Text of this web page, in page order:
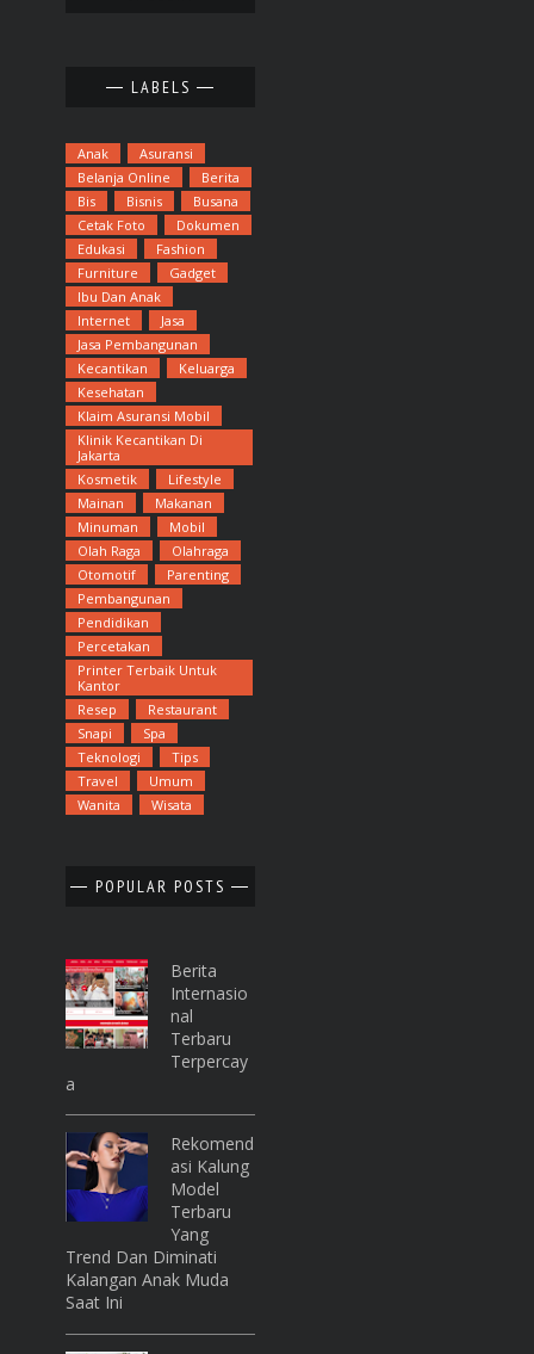
LABELS
Anak
Asuransi
Belanja Online
Berita
Bis
Bisnis
Busana
Cetak Foto
Dokumen
Edukasi
Fashion
Furniture
Gadget
Ibu Dan Anak
Internet
Jasa
Jasa Pembangunan
Kecantikan
Keluarga
Kesehatan
Klaim Asuransi Mobil
Klinik Kecantikan Di
Jakarta
Kosmetik
Lifestyle
Mainan
Makanan
Minuman
Mobil
Olah Raga
Olahraga
Otomotif
Parenting
Pembangunan
Pendidikan
Percetakan
Printer Terbaik Untuk
Kantor
Resep
Restaurant
Snapi
Spa
Teknologi
Tips
Travel
Umum
Wanita
Wisata
POPULAR POSTS
Berita
Internasio
Nal
Terbaru
Terpercay
A
Rekomend
Asi Kalung
Model
Terbaru
Yang
Trend Dan Diminati
Kalangan Anak Muda
Saat Ini